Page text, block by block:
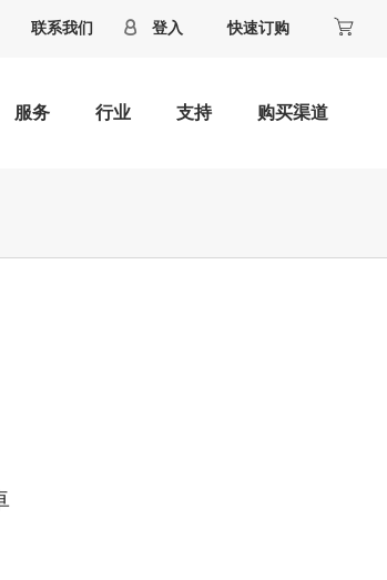
联系我们 登入 快速订购
服务 行业 支持 购买渠道